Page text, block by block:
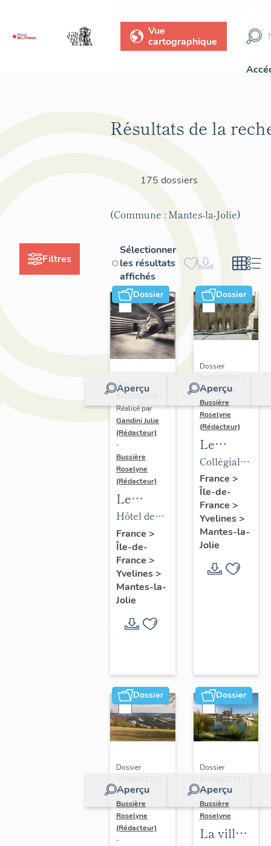
Vue
cartographique
Filtres
Résultats de la
175 dossiers
(Commune : Mantes-la-Jolie)
Sélectionner
les résultats
affichés
Dossier
Aperçu
Dossier
IM78002649 |
Réalisé par
Gandini Julie
(Rédacteur)
-
Bussière
Roselyne
(Rédacteur)
Le
mobilier
de l'hôtel
de ville
Hôtel de
ville
France >
Île-de-
France >
Yvelines>
Mantes-la-
Jolie
Dossier
Aperçu
Dossier
Réalisé par
Bussière
Roselyne
(Rédacteur)
Le
mobilier
de la
collégiale
Collégiale
Notre-
Dame
France >
Île-de-
France >
Yvelines>
Mantes-la-
Jolie
Dossier
Aperçu
Dossier
Réalisé par
Bussière
Roselyne
(Rédacteur)
-
Dossier
Aperçu
Dossier
Réalisé par
Bussière
Roselyne
La ville